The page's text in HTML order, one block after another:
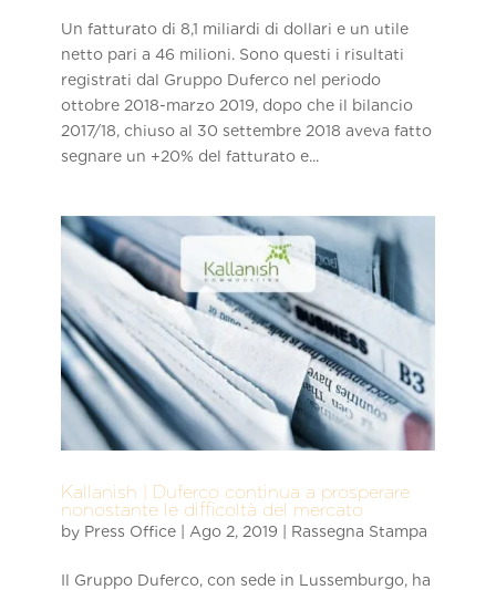
Un fatturato di 8,1 miliardi di dollari e un utile
netto pari a 46 milioni. Sono questi i risultati
registrati dal Gruppo Duferco nel periodo
ottobre 2018-marzo 2019, dopo che il bilancio
2017/18, chiuso al 30 settembre 2018 aveva fatto
segnare un +20% del fatturato e...
Kallanish | Duferco continua a prosperare
nonostante le difficoltà del mercato
by Press Office| Ago 2, 2019| Rassegna Stampa
Il Gruppo Duferco, con sede in Lussemburgo, ha